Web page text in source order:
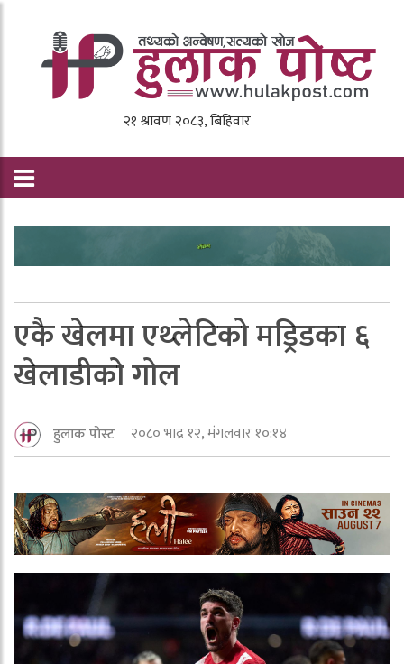
एकै खेलमा एथ्लेटिको मड्रिडका ६
खेलाडीको गोल
हुलाक पोस्ट २०८० भाद्र १२, मंगलवार १०:१४